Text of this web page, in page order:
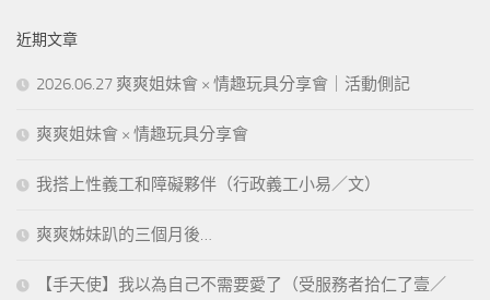
近期文章
2026.06.27 爽爽姐妹會 × 情趣玩具分享會｜活動側記
爽爽姐妹會 × 情趣玩具分享會
我搭上性義工和障礙夥伴（行政義工小易／文）
爽爽姊妹趴的三個月後…
【手天使】我以為自己不需要愛了（受服務者拾仁了壹／